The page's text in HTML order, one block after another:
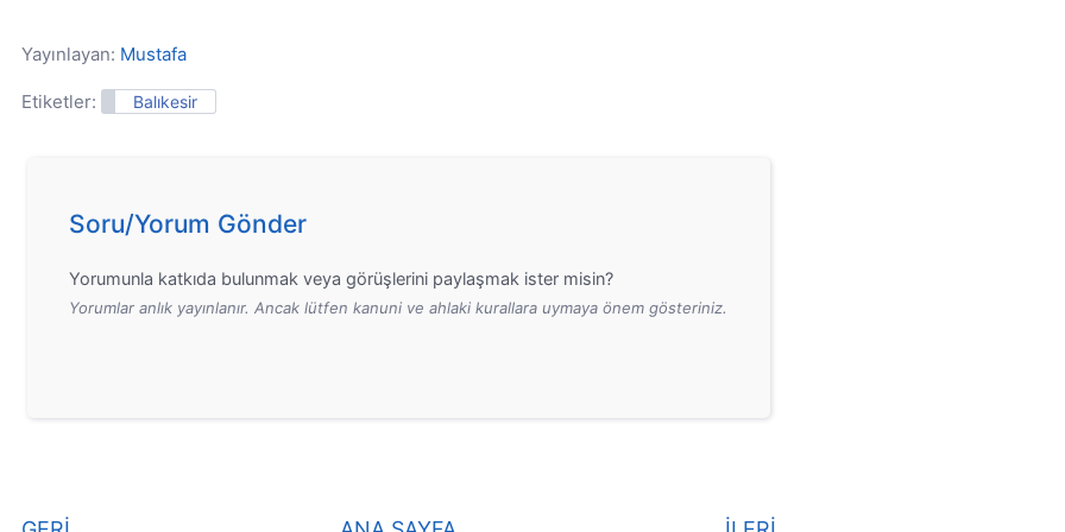
Yayınlayan: Mustafa
Etiketler: Balıkesir
Soru/Yorum Gönder
Yorumunla katkıda bulunmak veya görüşlerini paylaşmak ister misin?
Yorumlar anlık yayınlanır. Ancak lütfen kanuni ve ahlaki kurallara uymaya önem gösteriniz.